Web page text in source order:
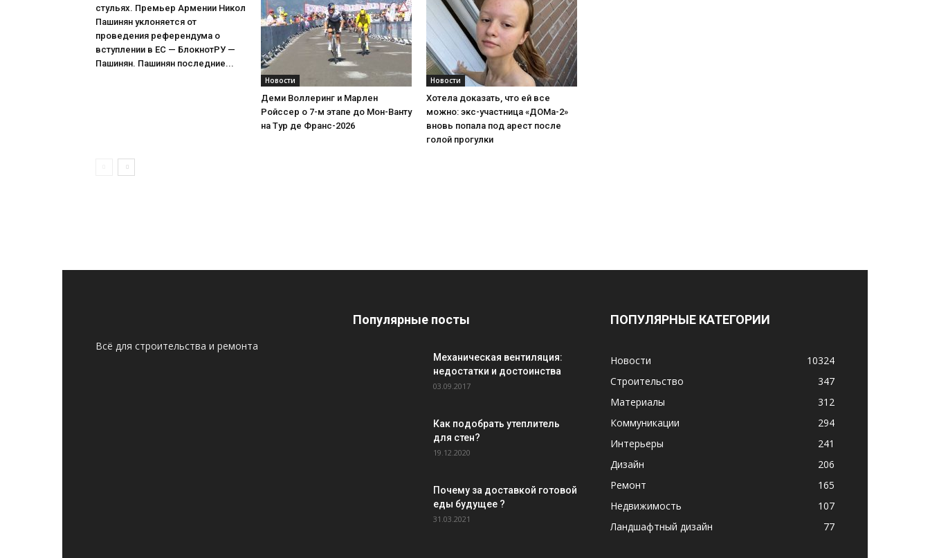
стульях. Премьер Армении Никол
Пашинян уклоняется от
проведения референдума о
вступлении в ЕС — БлокнотРУ —
Пашинян. Пашинян последние...
Новости
Деми Воллеринг и Марлен
Ройссер о 7-м этапе до Мон-Ванту
на Тур де Франс-2026
Новости
Хотела доказать, что ей все
можно: экс-участница «ДОМа-2»
вновь попала под арест после
голой прогулки
Всё для строительства и ремонта
Популярные посты
Механическая вентиляция:
недостатки и достоинства
03.09.2017
Как подобрать утеплитель
для стен?
19.12.2020
Почему за доставкой готовой
еды будущее ?
31.03.2021
ПОПУЛЯРНЫЕ КАТЕГОРИИ
Новости
10324
Строительство
347
Материалы
312
Коммуникации
294
Интерьеры
241
Дизайн
206
Ремонт
165
Недвижимость
107
Ландшафтный дизайн
77